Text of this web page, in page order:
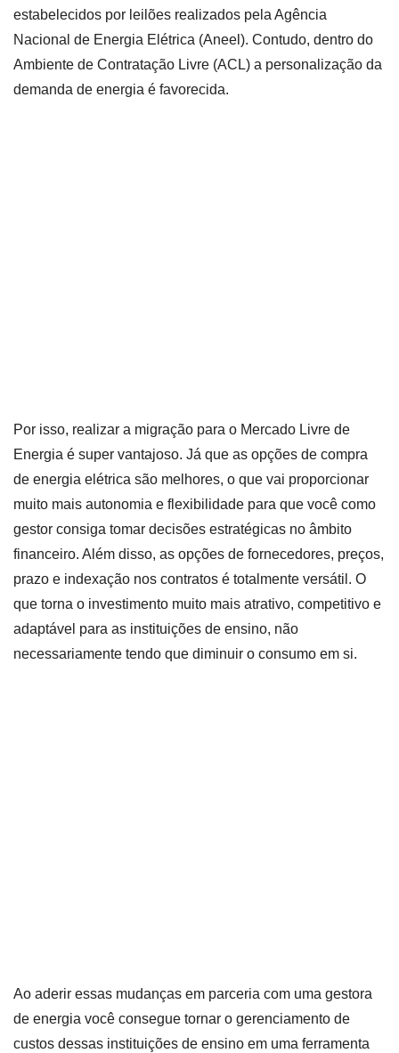
estabelecidos por leilões realizados pela Agência
Nacional de Energia Elétrica (Aneel). Contudo, dentro do
Ambiente de Contratação Livre (ACL) a personalização da
demanda de energia é favorecida.
Por isso, realizar a migração para o Mercado Livre de
Energia é super vantajoso. Já que as opções de compra
de energia elétrica são melhores, o que vai proporcionar
muito mais autonomia e flexibilidade para que você como
gestor consiga tomar decisões estratégicas no âmbito
financeiro. Além disso, as opções de fornecedores, preços,
prazo e indexação nos contratos é totalmente versátil. O
que torna o investimento muito mais atrativo, competitivo e
adaptável para as instituições de ensino, não
necessariamente tendo que diminuir o consumo em si.
Ao aderir essas mudanças em parceria com uma gestora
de energia você consegue tornar o gerenciamento de
custos dessas instituições de ensino em uma ferramenta